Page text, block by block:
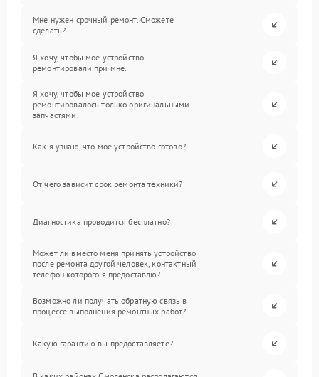
Мне нужен срочный ремонт. Сможете
сделать?
Я хочу, чтобы мое устройство
ремонтировали при мне.
Я хочу, чтобы мое устройство
ремонтировалось только оригинальными
запчастями.
Как я узнаю, что мое устройство готово?
От чего зависит срок ремонта техники?
Диагностика проводится бесплатно?
Может ли вместо меня принять устройство
после ремонта другой человек, контактный
телефон которого я предоставлю?
Возможно ли получать обратную связь в
процессе выполнения ремонтных работ?
Какую гарантию вы предоставляете?